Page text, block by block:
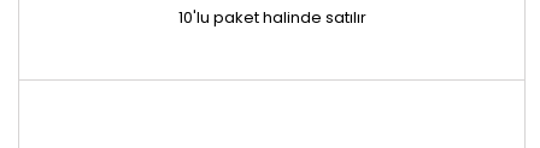
10'lu paket halinde satılır